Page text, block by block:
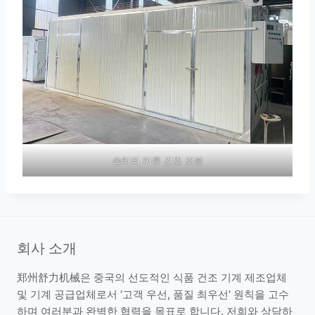
술리의 어류 건조 오븐
회사 소개
郑州舒力机械은 중국의 선도적인 식품 건조 기계 제조업체
및 기계 공급업체로서 ‘고객 우선, 품질 최우선’ 원칙을 고수
하며 여러분과 완벽한 협력을 목표로 합니다. 저희와 상담하